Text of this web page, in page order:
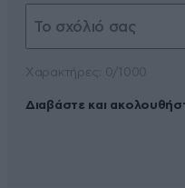
Διαβάστε και